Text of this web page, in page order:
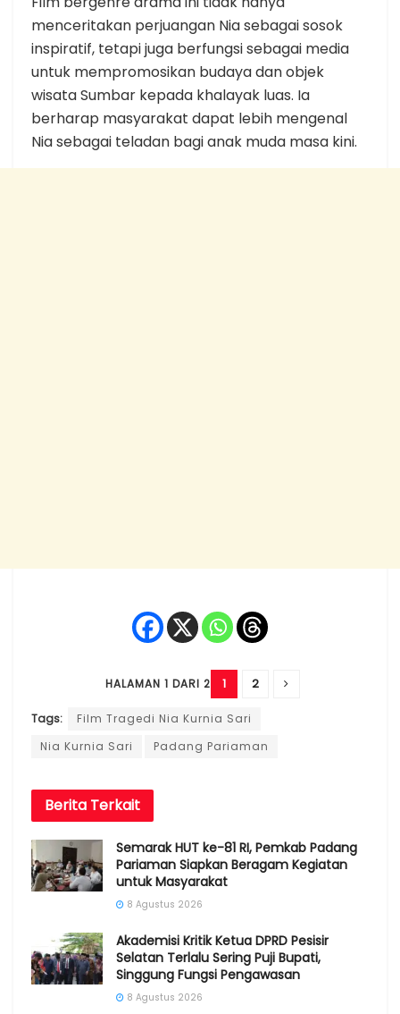
menceritakan perjuangan Nia sebagai sosok
inspiratif, tetapi juga berfungsi sebagai media
untuk mempromosikan budaya dan objek
wisata Sumbar kepada khalayak luas. Ia
berharap masyarakat dapat lebih mengenal
Nia sebagai teladan bagi anak muda masa kini.
HALAMAN 1 DARI 2 1 2
Tags:
Film Tragedi Nia Kurnia Sari
Nia Kurnia Sari
Padang Pariaman
Berita Terkait
Semarak HUT ke-81 RI, Pemkab Padang
Pariaman Siapkan Beragam Kegiatan
untuk Masyarakat
8 Agustus 2026
Akademisi Kritik Ketua DPRD Pesisir
Selatan Terlalu Sering Puji Bupati,
Singgung Fungsi Pengawasan
8 Agustus 2026